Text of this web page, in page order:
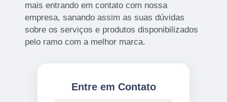
mais entrando em contato com nossa
empresa, sanando assim as suas dúvidas
sobre os serviços e produtos disponibilizados
pelo ramo com a melhor marca.
Entre em Contato